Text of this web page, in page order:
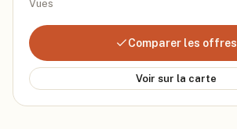
Vues
Comparer les offres
Voir sur la carte